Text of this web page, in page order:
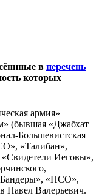
в перечень
которых
армия»
(бывшая «Джабхат
Большевистская
«Талибан»,
«Свидетели Иеговы»,
Бандеры», «НСО»,
Павел Валерьевич.